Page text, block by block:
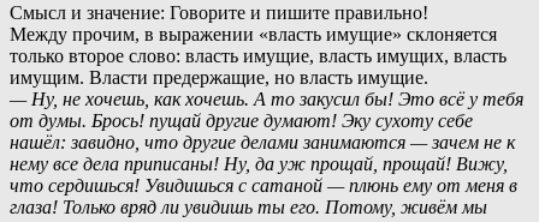
Смысл и значение: Говорите и пишите правильно!
Между прочим, в выражении «власть имущие» склоняется
только второе слово: власть имущие, власть имущих, власть
имущим. Власти предержащие, но власть имущие.
— Ну, не хочешь, как хочешь. А то закусил бы! Это всё у тебя
от думы. Брось! пущай другие думают! Эку сухоту себе
нашёл: завидно, что другие делами занимаются — зачем не к
нему все дела приписаны! Ну, да уж прощай, прощай! Вижу,
что сердишься! Увидишься с сатаной — плюнь ему от меня в
глаза! Только вряд ли увидишь ты его. Потому, живём мы